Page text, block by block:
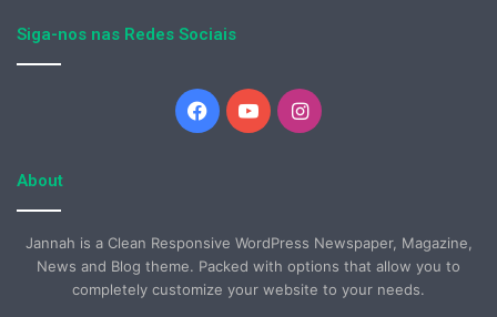
Siga-nos nas Redes Sociais
Facebook
YouTubeInstagram
About
Jannah is a Clean Responsive WordPress Newspaper, Magazine,
News and Blog theme. Packed with options that allow you to
completely customize your website to your needs.